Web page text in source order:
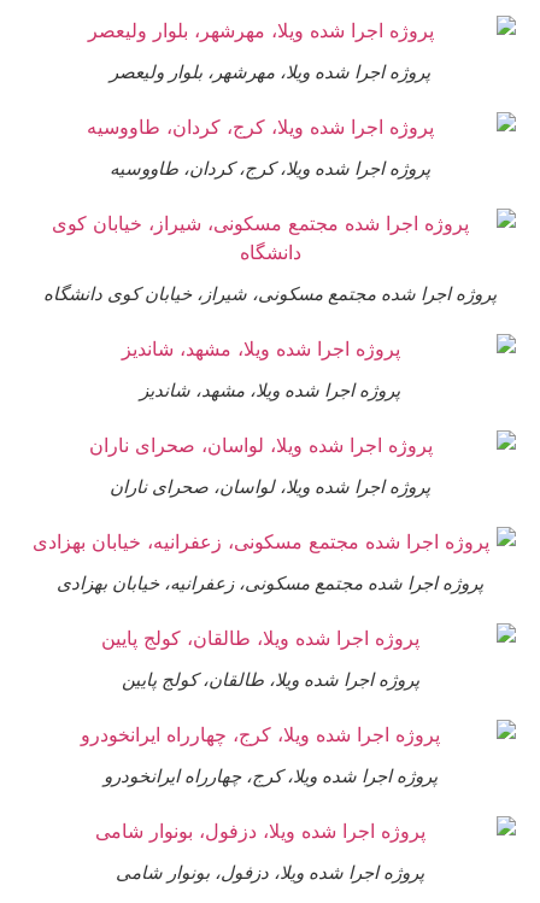
پروژه اجرا شده ویلا، مهرشهر، بلوار ولیعصر
پروژه اجرا شده ویلا، کرج، کردان، طاووسیه
اجرا شده مجتمع مسکونی، شیراز، خیابان کوی دانشگاه
پروژه اجرا شده ویلا، مشهد، شاندیز
پروژه اجرا شده ویلا، لواسان، صحرای ناران
پروژه اجرا شده مجتمع مسکونی، زعفرانیه، خیابان بهزادی
پروژه اجرا شده ویلا، طالقان، کولج پایین
پروژه اجرا شده ویلا، کرج، چهارراه ایرانخودرو
پروژه اجرا شده ویلا، دزفول، بونوار شامی